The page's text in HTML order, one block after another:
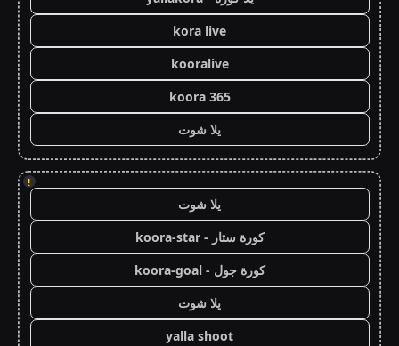
kora live
kooralive
koora 365
يلا شوت
!
يلا شوت
كورة ستار - koora-star
كورة جول - koora-goal
يلا شوت
yalla shoot